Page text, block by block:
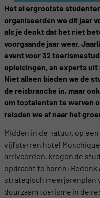
Het allergrootste
organiseerden we dit jaar
als je denkt dat het niet
voorgaande jaar weer.
event voor 32
opleidingen, en experts
Niet alleen bieden we de
de reisbranche in, maar
om toptalenten te werven
reisden we af naar het
Midden in de natuur, op
vijfsterren hotel Monchique
arriveerden, kregen de
opdracht te horen:
strategisch meerjarenplan
duurzaam toerisme in de